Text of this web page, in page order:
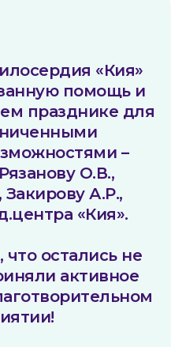
«Кия»
помощь и
празднике для
–
О.В.,
Закирову А.Р.,
«Кия».
что остались не
активное